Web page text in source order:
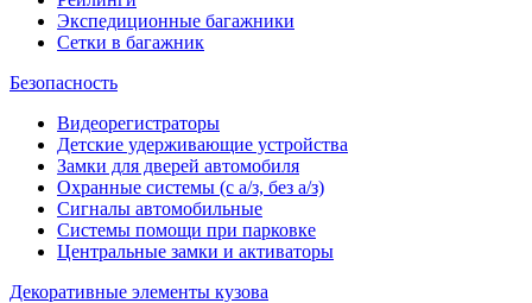
Экспедиционные багажники
Сетки в багажник
Безопасность
Видеорегистраторы
Детские удерживающие устройства
Замки для дверей автомобиля
Охранные системы (с а/з, без а/з)
Сигналы автомобильные
Системы помощи при парковке
Центральные замки и активаторы
Декоративные элементы кузова